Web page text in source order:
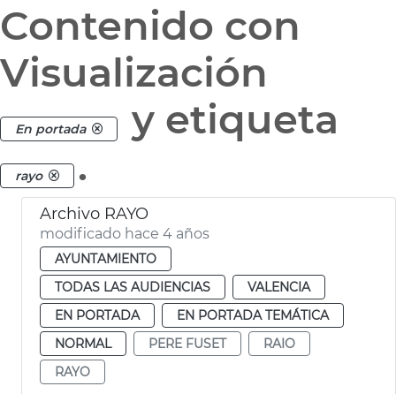
Contenido con
Visualización
En portada y etiqueta
rayo .
Archivo RAYO
modificado hace 4 años
AYUNTAMIENTO
TODAS LAS AUDIENCIAS
VALENCIA
EN PORTADA
EN PORTADA TEMÁTICA
NORMAL
PERE FUSET
RAIO
RAYO